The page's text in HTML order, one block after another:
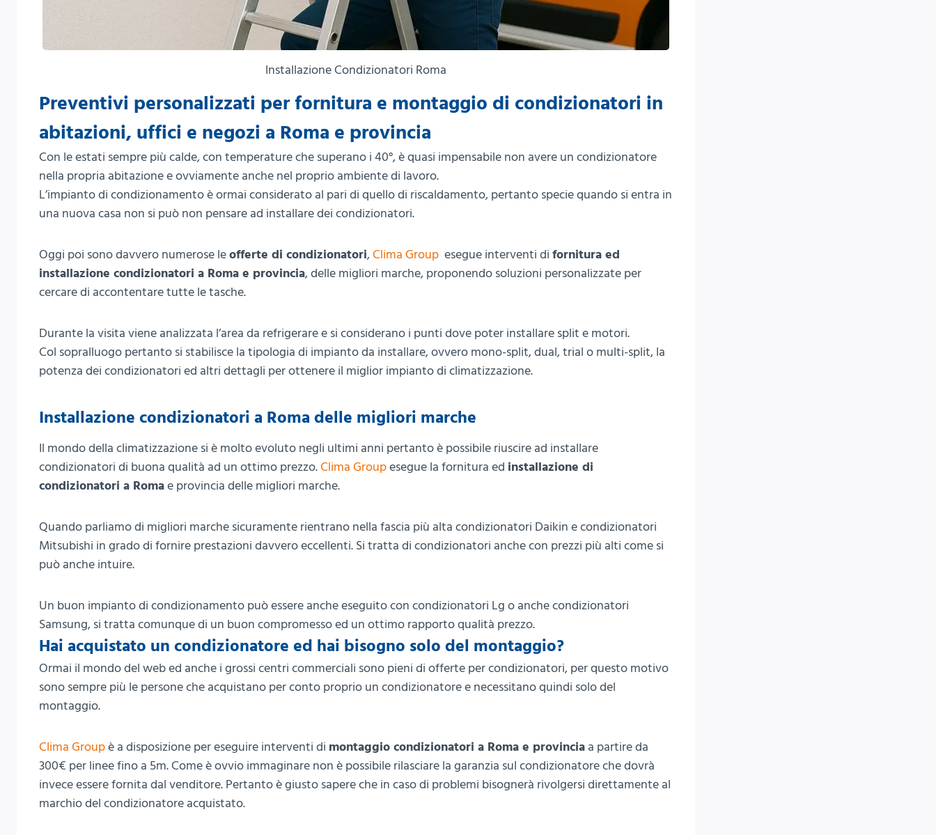
Installazione Condizionatori Roma
Preventivi personalizzati per fornitura e montaggio di condizionatori in
abitazioni, uffici e negozi a Roma e provincia
Con le estati sempre più calde, con temperature che superano i 40°, è quasi impensabile non avere un condizionatore
nella propria abitazione e ovviamente anche nel proprio ambiente di lavoro.
L’impianto di condizionamento è ormai considerato al pari di quello di riscaldamento, pertanto specie quando si entra in
una nuova casa non si può non pensare ad installare dei condizionatori.
Oggi poi sono davvero numerose leofferte di condizionatori,Clima Group esegue interventi di fornitura ed
installazione condizionatori a Roma e provincia, delle migliori marche, proponendo soluzioni personalizzate per
cercare di accontentare tutte le tasche.
Durante la visita viene analizzata l’area da refrigerare e si considerano i punti dove poter installare split e motori.
Col sopralluogo pertanto si stabilisce la tipologia di impianto da installare, ovvero mono-split, dual, trial o multi-split, la
potenza dei condizionatori ed altri dettagli per ottenere il miglior impianto di climatizzazione.
Installazione condizionatori a Roma delle migliori marche
Il mondo della climatizzazione si è molto evoluto negli ultimi anni pertanto è possibile riuscire ad installare
condizionatori di buona qualità ad un ottimo prezzo.Clima Groupesegue la fornitura ed installazione di
condizionatori a Romae provincia delle migliori marche.
Quando parliamo di migliori marche sicuramente rientrano nella fascia più alta condizionatori Daikin e condizionatori
Mitsubishi in grado di fornire prestazioni davvero eccellenti. Si tratta di condizionatori anche con prezzi più alti come si
può anche intuire.
Un buon impianto di condizionamento può essere anche eseguito con condizionatori Lg o anche condizionatori
Samsung, si tratta comunque di un buon compromesso ed un ottimo rapporto qualità prezzo.
Hai acquistato un condizionatore ed hai bisogno solo del montaggio?
Ormai il mondo del web ed anche i grossi centri commerciali sono pieni di offerte per condizionatori, per questo motivo
sono sempre più le persone che acquistano per conto proprio un condizionatore e necessitano quindi solo del
montaggio.
Clima Groupè a disposizione per eseguire interventi di montaggio condizionatori a Roma e provincia a partire da
300€ per linee fino a 5m. Come è ovvio immaginare non è possibile rilasciare la garanzia sul condizionatore che dovrà
invece essere fornita dal venditore. Pertanto è giusto sapere che in caso di problemi bisognerà rivolgersi direttamente al
marchio del condizionatore acquistato.